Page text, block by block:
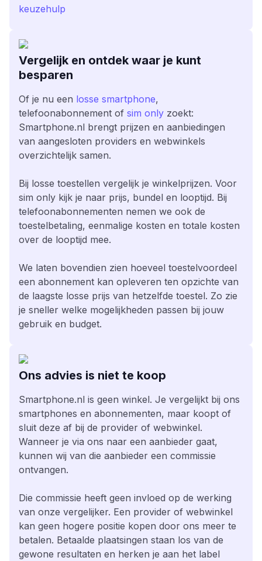
keuzehulp
Vergelijk en ontdek waar je kunt
besparen
Of je nu een losse smartphone,
telefoonabonnement of sim only zoekt:
Smartphone.nl brengt prijzen en aanbiedingen
van aangesloten providers en webwinkels
overzichtelijk samen.
Bij losse toestellen vergelijk je winkelprijzen. Voor
sim only kijk je naar prijs, bundel en looptijd. Bij
telefoonabonnementen nemen we ook de
toestelbetaling, eenmalige kosten en totale kosten
over de looptijd mee.
We laten bovendien zien hoeveel toestelvoordeel
een abonnement kan opleveren ten opzichte van
de laagste losse prijs van hetzelfde toestel. Zo zie
je sneller welke mogelijkheden passen bij jouw
gebruik en budget.
Ons advies is niet te koop
Smartphone.nl is geen winkel. Je vergelijkt bij ons
smartphones en abonnementen, maar koopt of
sluit deze af bij de provider of webwinkel.
Wanneer je via ons naar een aanbieder gaat,
kunnen wij van die aanbieder een commissie
ontvangen.
Die commissie heeft geen invloed op de werking
van onze vergelijker. Een provider of webwinkel
kan geen hogere positie kopen door ons meer te
betalen. Betaalde plaatsingen staan los van de
gewone resultaten en herken je aan het label